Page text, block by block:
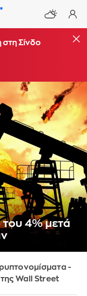
Σίνδο
4% μετά
-
Wall Street